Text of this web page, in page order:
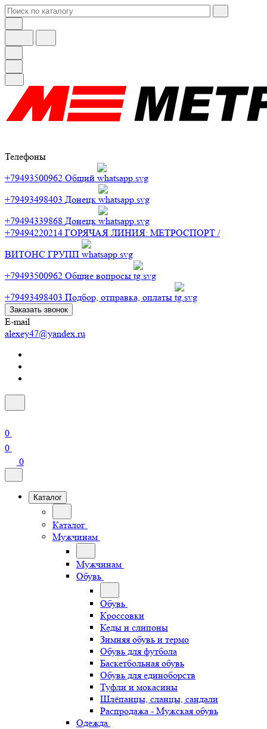
Телефоны
+79493500962 Общий
+79493498403 Донецк
+79494339868 Донецк
+79494220214 ГОРЯЧАЯ ЛИНИЯ: МЕТРОСПОРТ /
ВИТОНС ГРУПП
+79493500962 Общие вопросы
+79493498403 Подбор, отправка, оплаты
Заказать звонок
E-mail
alexey47@yandex.ru
0
0
0
Каталог
Каталог
Мужчинам
Мужчинам
Обувь
Обувь
Кроссовки
Кеды и слипоны
Зимняя обувь и термо
Обувь для футбола
Баскетбольная обувь
Обувь для единоборств
Туфли и мокасины
Шлёпанцы, сланцы, сандали
Распродажа - Мужская обувь
Одежда